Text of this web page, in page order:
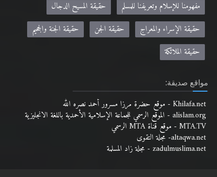
حقيقة الإسراء والمعراج
حقيقة الجن
حقيقة الجنة والجحيم
حقيقة الملائكة
مواقع صديقة:
Khilafa.net - موقع حضرة مرزا مسرور أحمد نصره الله
alislam.org - الموقع الرسمي للجماعة الإسلامية الأحمدية باللغة الانجليزية
MTA.TV - موقع قناة MTA الرسمي
altaqwa.net- مجلة التقوى
zadulmuslima.net - مجلة زاد المسلمة